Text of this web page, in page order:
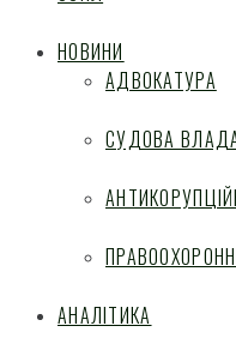
НОВИНИ
АДВОКАТУРА
СУДОВА
АНАЛІТИКА